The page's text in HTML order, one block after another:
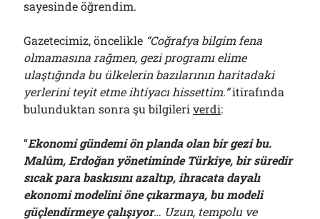
sayesinde öğrendim.
Gazetecimiz, öncelikle “Coğrafya bilgim fena
olmamasına rağmen, gezi programı elime
ulaştığında bu ülkelerin bazılarının haritadaki
yerlerini teyit etme ihtiyacı hissettim.”itirafında
bulunduktan sonra şu bilgileriverdi:
“Ekonomi gündemi ön planda olan bir gezi bu.
Malûm, Erdoğan yönetiminde Türkiye, bir süredir
sıcak para baskısını azaltıp, ihracata dayalı
ekonomi modelini öne çıkarmaya, bu modeli
güçlendirmeye çalışıyor… Uzun, tempolu ve